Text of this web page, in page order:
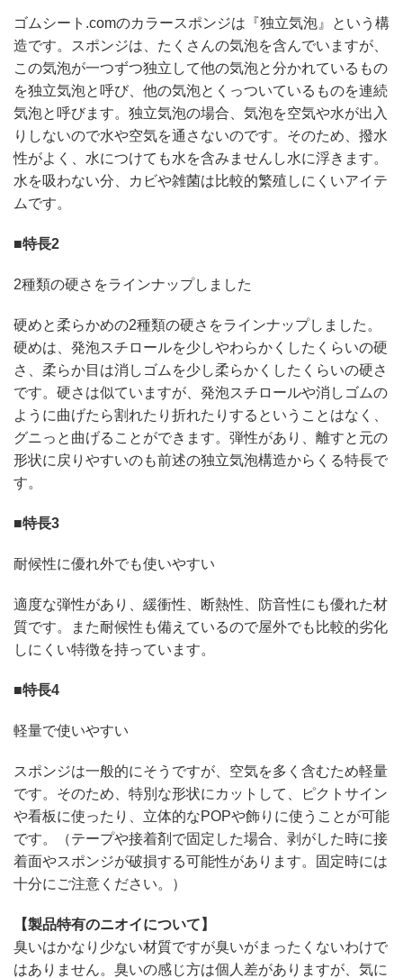
ゴムシート.comのカラースポンジは『独立気泡』という構
造です。スポンジは、たくさんの気泡を含んでいますが、
この気泡が一つずつ独立して他の気泡と分かれているもの
を独立気泡と呼び、他の気泡とくっついているものを連続
気泡と呼びます。独立気泡の場合、気泡を空気や水が出入
りしないので水や空気を通さないのです。そのため、撥水
性がよく、水につけても水を含みませんし水に浮きます。
水を吸わない分、カビや雑菌は比較的繁殖しにくいアイテ
ムです。
■特長2
2種類の硬さをラインナップしました
硬めと柔らかめの2種類の硬さをラインナップしました。
硬めは、発泡スチロールを少しやわらかくしたくらいの硬
さ、柔らか目は消しゴムを少し柔らかくしたくらいの硬さ
です。硬さは似ていますが、発泡スチロールや消しゴムの
ように曲げたら割れたり折れたりするということはなく、
グニっと曲げることができます。弾性があり、離すと元の
形状に戻りやすいのも前述の独立気泡構造からくる特長で
す。
■特長3
耐候性に優れ外でも使いやすい
適度な弾性があり、緩衝性、断熱性、防音性にも優れた材
質です。また耐候性も備えているので屋外でも比較的劣化
しにくい特徴を持っています。
■特長4
軽量で使いやすい
スポンジは一般的にそうですが、空気を多く含むため軽量
です。そのため、特別な形状にカットして、ピクトサイン
や看板に使ったり、立体的なPOPや飾りに使うことが可能
です。（テープや接着剤で固定した場合、剥がした時に接
着面やスポンジが破損する可能性があります。固定時には
十分にご注意ください。）
【製品特有のニオイについて】
臭いはかなり少ない材質ですが臭いがまったくないわけで
はありません。臭いの感じ方は個人差がありますが、気に